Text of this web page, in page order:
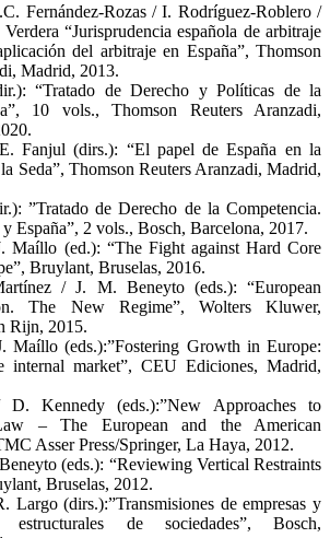
Fernández-Rozas / I. Rodríguez-Roblero /
“Jurisprudencia española de arbitraje
del arbitraje en España”, Thomson
Madrid, 2013.
“Tratado de Derecho y Políticas de la
10 vols., Thomson Reuters Aranzadi,
Fanjul (dirs.): “El papel de España en la
Seda”, Thomson Reuters Aranzadi, Madrid,
”Tratado de Derecho de la Competencia.
España”, 2 vols., Bosch, Barcelona, 2017.
Maíllo (ed.): “The Fight against Hard Core
Bruylant, Bruselas, 2016.
/ J. M. Beneyto (eds.): “European
The New Regime”, Wolters Kluwer,
Rijn, 2015.
Maíllo (eds.):”Fostering Growth in Europe:
internal market”, CEU Ediciones, Madrid,
Kennedy (eds.):”New Approaches to
– The European and the American
Asser Press/Springer, La Haya, 2012.
(eds.): “Reviewing Vertical Restraints
Bruselas, 2012.
Largo (dirs.):”Transmisiones de empresas y
estructurales de sociedades”, Bosch,